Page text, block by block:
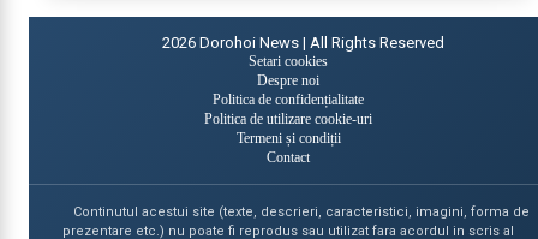
2026 Dorohoi News | All Rights Reserved
Setari cookies
Despre noi
Politica de confidențialitate
Politica de utilizare cookie-uri
Termeni și condiții
Contact
Continutul acestui site (texte, descrieri, caracteristici, imagini, forma de
prezentare etc.) nu poate fi reprodus sau utilizat fara acordul in scris al